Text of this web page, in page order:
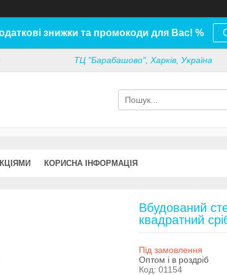
знижки та промокоди для Вас! %
ТЦ "Барабашово", Харків, Україна
КОРИСНА ІНФОРМАЦІЯ
Вбудований
квадратний
Під замовлення
Оптом і в роздріб
Код: 01154